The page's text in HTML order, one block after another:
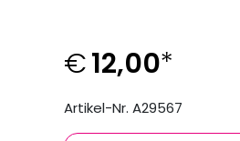
€12,00*
Artikel-Nr. A29567